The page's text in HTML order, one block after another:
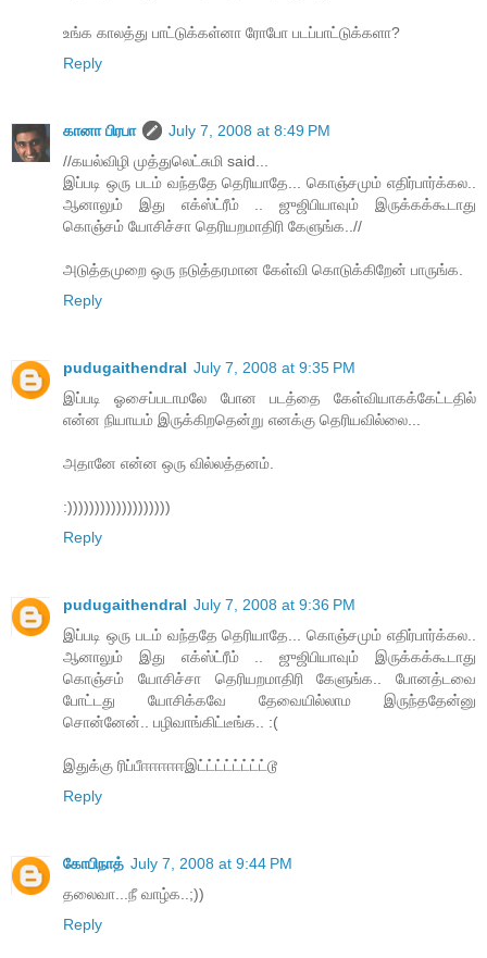
உங்க காலத்து பாட்டுக்கள்னா ரோபோ படப்பாட்டுக்களா?
Reply
கானா பிரபா
July 7, 2008 at 8:49 PM
//கயல்விழி முத்துலெட்சுமி said...
இப்படி ஒரு படம் வந்ததே தெரியாதே... கொஞ்சமும் எதிர்பார்க்கல..
ஆனாலும் இது எக்ஸ்ட்ரீம் .. ஜுஜிபியாவும் இருக்கக்கூடாது
கொஞ்சம் யோசிச்சா தெரியறமாதிரி கேளுங்க..//
அடுத்தமுறை ஒரு நடுத்தரமான கேள்வி கொடுக்கிறேன் பாருங்க.
Reply
pudugaithendral July 7, 2008 at 9:35 PM
இப்படி ஓசைப்படாமலே போன படத்தை கேள்வியாகக்கேட்டதில்
என்ன நியாயம் இருக்கிறதென்று எனக்கு தெரியவில்லை...
அதானே என்ன ஒரு வில்லத்தனம்.
:)))))))))))))))))))
Reply
pudugaithendral July 7, 2008 at 9:36 PM
இப்படி ஒரு படம் வந்ததே தெரியாதே... கொஞ்சமும் எதிர்பார்க்கல..
ஆனாலும் இது எக்ஸ்ட்ரீம் .. ஜுஜிபியாவும் இருக்கக்கூடாது
கொஞ்சம் யோசிச்சா தெரியறமாதிரி கேளுங்க.. போனத்டவை
போட்டது யோசிக்கவே தேவையில்லாம இருந்ததேன்னு
சொன்னேன்.. பழிவாங்கிட்டீங்க.. :(
இதுக்கு ரிப்பீஈஈஈஈஈஇட்ட்ட்ட்ட்ட்ட்ட்டூ
Reply
கோபிநாத் July 7, 2008 at 9:44 PM
தலைவா...நீ வாழ்க..;))
Reply